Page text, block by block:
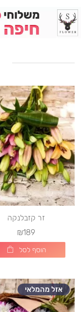
זר קזבלנקה
₪189
הוסף לסל
אזל מהמלאי